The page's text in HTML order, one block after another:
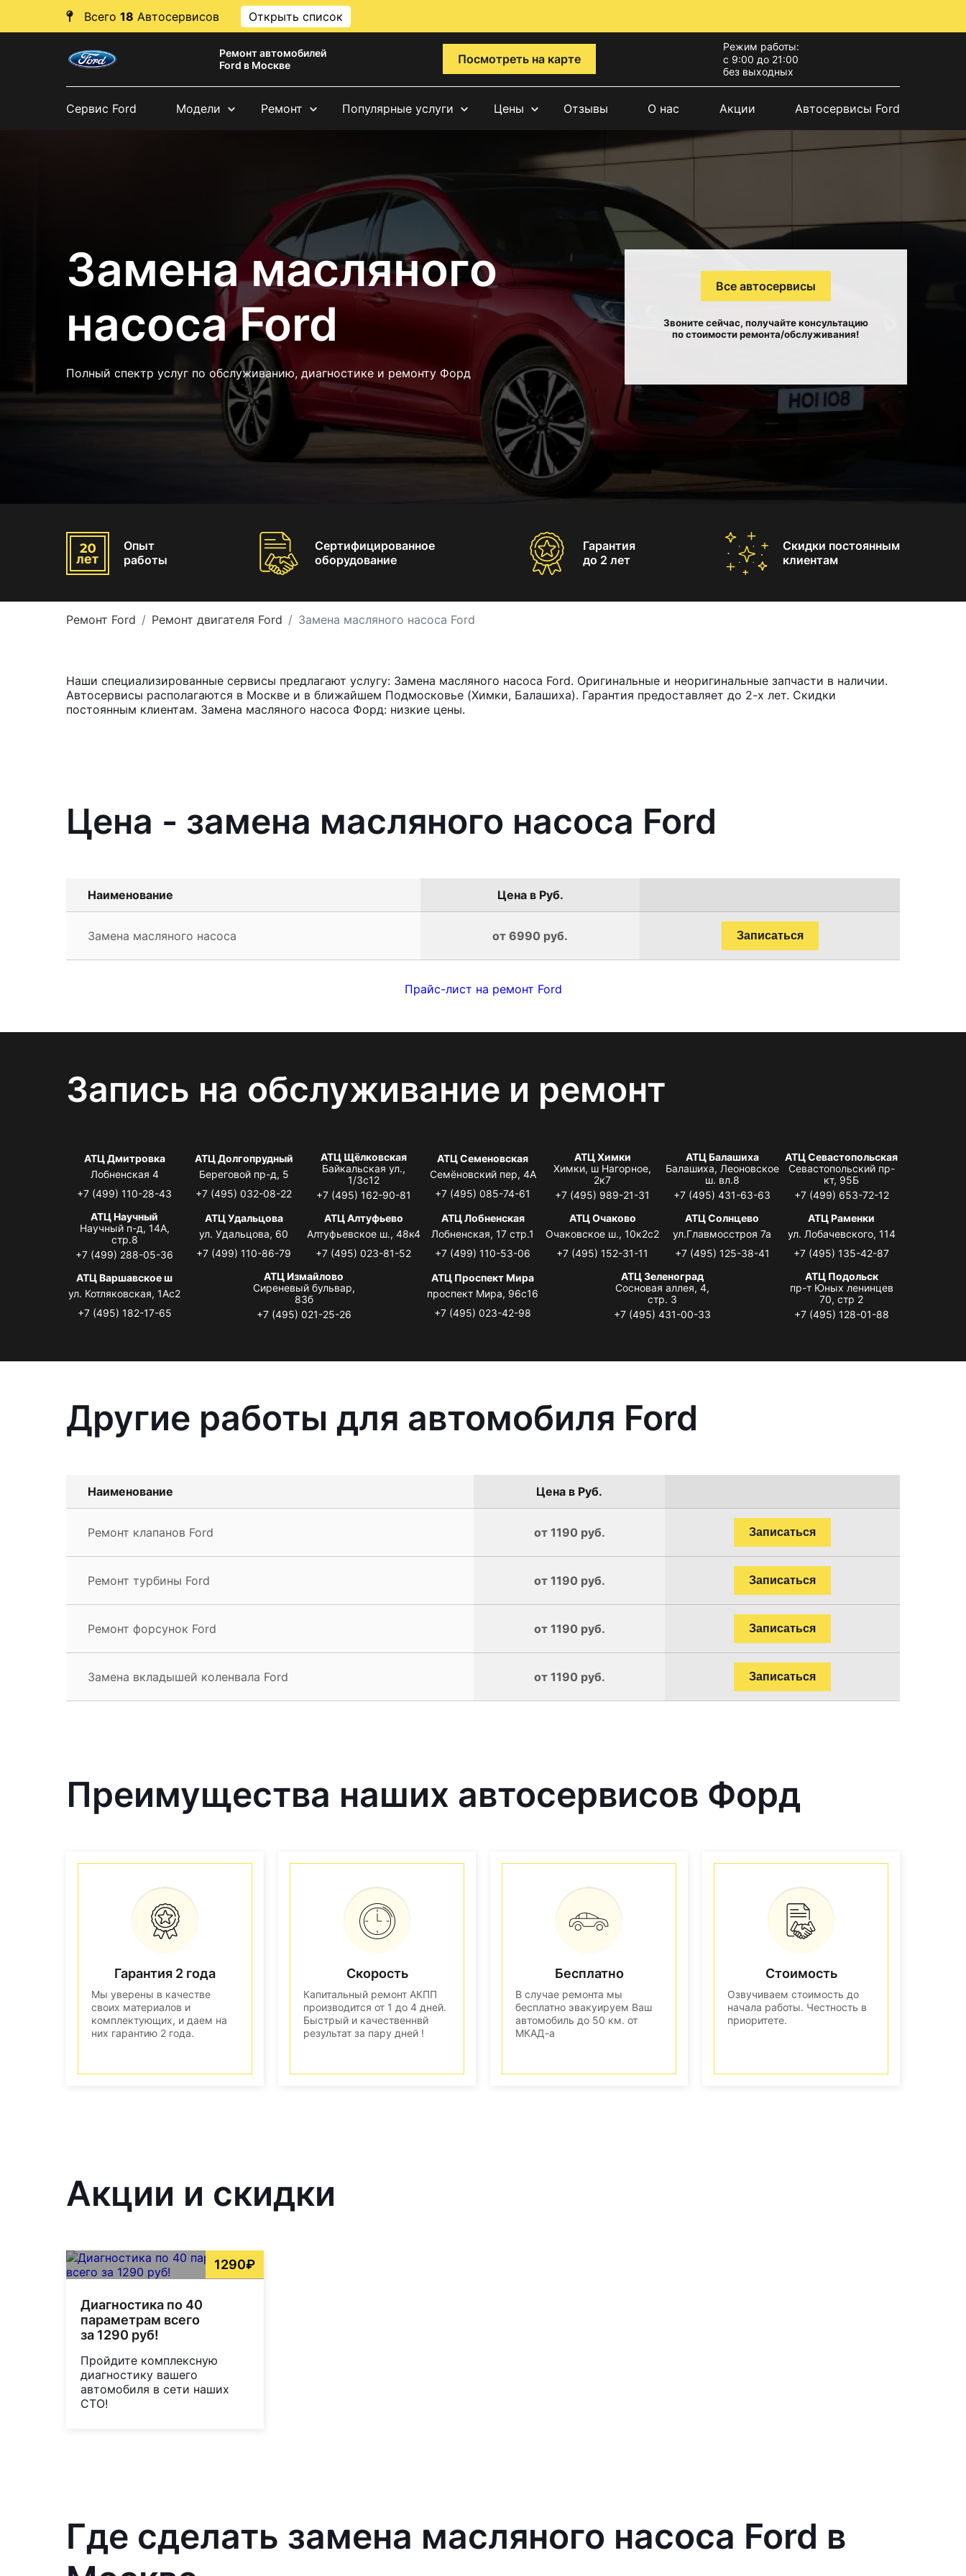
Всего 18 Автосервисов Открыть список
Ремонт автомобилей
Ford в Москве
Посмотреть на карте
Режим работы:
с 9:00 до 21:00
без выходных
Сервис Ford Модели Ремонт Популярные услуги Цены Отзывы О нас Акции Автосервисы Ford
Замена масляного
насоса Ford
Полный спектр услуг по обслуживанию, диагностике и ремонту Форд
Все автосервисы
Звоните сейчас, получайте консультацию
по стоимости ремонта/обслуживания!
Опыт
работы
Сертифицированное
оборудование
Гарантия
до 2 лет
Скидки постоянным
клиентам
Ремонт Ford Ремонт двигателя Ford Замена масляного насоса Ford
Наши специализированные сервисы предлагают услугу: Замена масляного насоса Ford. Оригинальные и неоригинальные запчасти в наличии.
Автосервисы располагаются в Москве и в ближайшем Подмосковье (Химки, Балашиха). Гарантия предоставляет до 2-х лет. Скидки
постоянным клиентам. Замена масляного насоса Форд: низкие цены.
Цена - замена масляного насоса Ford
Наименование Цена в Руб.
Замена масляного насоса от 6990 руб. Записаться
Прайс-лист на ремонт Ford
Запись на обслуживание и ремонт
АТЦ Дмитровка
Лобненская 4
+7 (499) 110-28-43
АТЦ Долгопрудный
Береговой пр-д, 5
+7 (495) 032-08-22
АТЦ Щёлковская
Байкальская ул.,
1/3с12
+7 (495) 162-90-81
АТЦ Семеновская
Семёновский пер, 4А
+7 (495) 085-74-61
АТЦ Химки
Химки, ш Нагорное,
2к7
+7 (495) 989-21-31
АТЦ Балашиха
Балашиха, Леоновское
ш. вл.8
+7 (495) 431-63-63
АТЦ Севастопольская
Севастопольский пр-
кт, 95Б
+7 (499) 653-72-12
АТЦ Научный
Научный п-д, 14А,
стр.8
+7 (499) 288-05-36
АТЦ Удальцова
ул. Удальцова, 60
+7 (499) 110-86-79
АТЦ Алтуфьево
Алтуфьевское ш., 48к4
+7 (495) 023-81-52
АТЦ Лобненская
Лобненская, 17 стр.1
+7 (499) 110-53-06
АТЦ Очаково
Очаковское ш., 10к2с2
+7 (495) 152-31-11
АТЦ Солнцево
ул.Главмосстроя 7а
+7 (495) 125-38-41
АТЦ Раменки
ул. Лобачевского, 114
+7 (495) 135-42-87
АТЦ Варшавское ш
ул. Котляковская, 1Ас2
+7 (495) 182-17-65
АТЦ Измайлово
Сиреневый бульвар,
83б
+7 (495) 021-25-26
АТЦ Проспект Мира
проспект Мира, 96с16
+7 (495) 023-42-98
АТЦ Зеленоград
Сосновая аллея, 4,
стр. 3
+7 (495) 431-00-33
АТЦ Подольск
пр-т Юных ленинцев
70, стр 2
+7 (495) 128-01-88
Другие работы для автомобиля Ford
Наименование Цена в Руб.
Ремонт клапанов Ford от 1190 руб. Записаться
Ремонт турбины Ford от 1190 руб. Записаться
Ремонт форсунок Ford от 1190 руб. Записаться
Замена вкладышей коленвала Ford от 1190 руб. Записаться
Преимущества наших автосервисов Форд
Гарантия 2 года
Мы уверены в качестве
своих материалов и
комплектующих, и даем на
них гарантию 2 года.
Скорость
Капитальный ремонт АКПП
производится от 1 до 4 дней.
Быстрый и качественнвй
результат за пару дней !
Бесплатно
В случае ремонта мы
бесплатно эвакуируем Ваш
автомобиль до 50 км. от
МКАД-а
Стоимость
Озвучиваем стоимость до
начала работы. Честность в
приоритете.
Акции и скидки
1290₽
Диагностика по 40
параметрам всего
за 1290 руб!
Пройдите комплексную
диагностику вашего
автомобиля в сети наших
СТО!
Где сделать замена масляного насоса Ford в